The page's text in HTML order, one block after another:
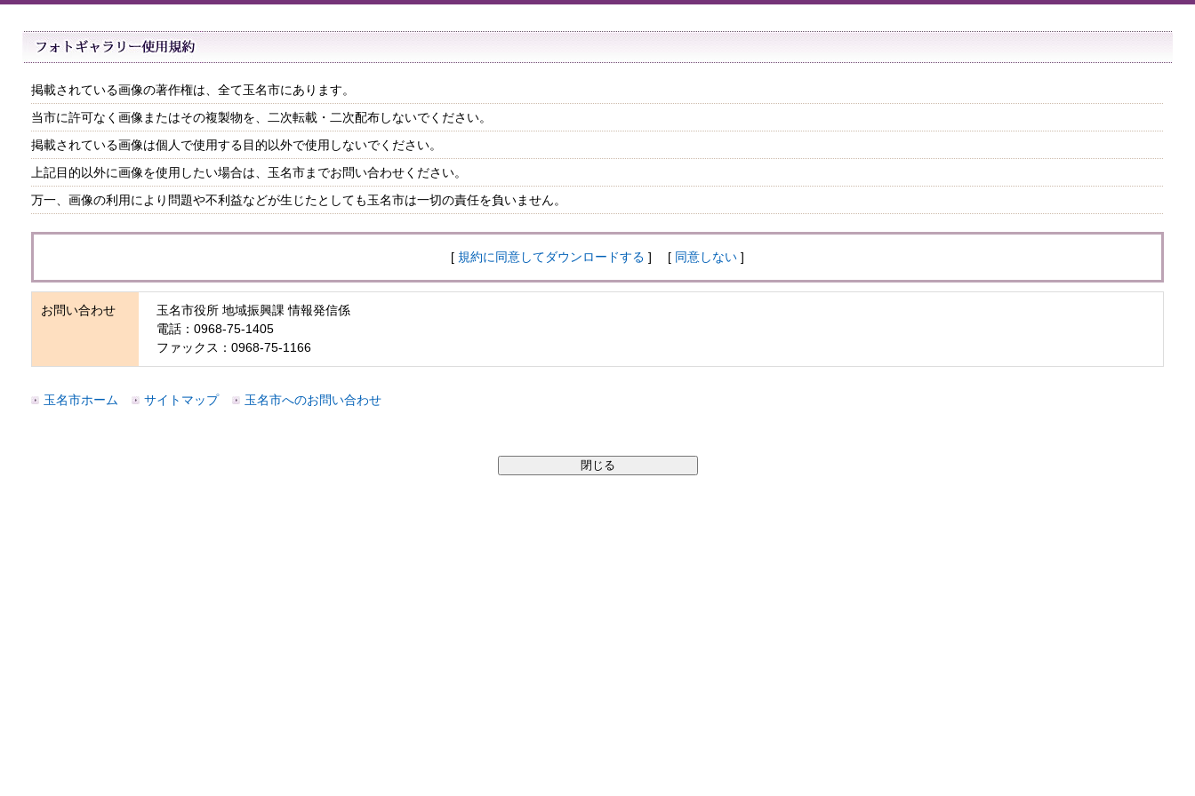
掲載されている画像の著作権は、全て玉名市にあります。
当市に許可なく画像またはその複製物を、二次転載・二次配布しないでください。
掲載されている画像は個人で使用する目的以外で使用しないでください。
上記目的以外に画像を使用したい場合は、玉名市までお問い合わせください。
万一、画像の利用により問題や不利益などが生じたとしても玉名市は一切の責任を負いません。
[ 規約に同意してダウンロードする ] [ 同意しない ]
お問い合わせ
玉名市役所 地域振興課 情報発信係
電話：0968-75-1405
ファックス：0968-75-1166
玉名市ホーム サイトマップ 玉名市へのお問い合わせ